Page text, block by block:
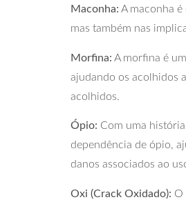
Maconha: A maconha
mas também nas
Morfina: A morfina é
ajudando os acolhidos
acolhidos.
Ópio: Com uma
dependência de ópio,
danos associados ao
Oxi (Crack Oxidado): O